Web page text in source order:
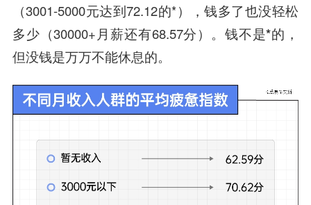
（3001-5000元达到72.12的*），钱多了也没轻松
多少（30000+月薪还有68.57分）。 钱不是*的，
但没钱是万万不能休息的。